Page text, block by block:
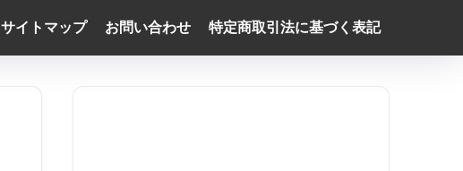
サイトマップ お問い合わせ 特定商取引法に基づく表記